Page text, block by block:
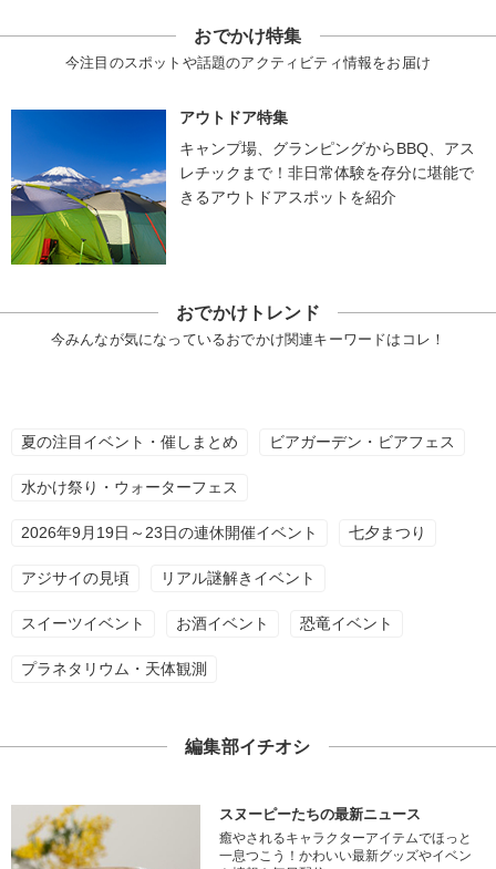
おでかけ特集
今注目のスポットや話題のアクティビティ情報をお届け
アウトドア特集
キャンプ場、グランピングからBBQ、アス
レチックまで！非日常体験を存分に堪能で
きるアウトドアスポットを紹介
おでかけトレンド
今みんなが気になっているおでかけ関連キーワードはコレ！
夏の注目イベント・催しまとめ ビアガーデン・ビアフェス
水かけ祭り・ウォーターフェス
2026年9月19日～23日の連休開催イベント 七夕まつり
アジサイの見頃 リアル謎解きイベント
スイーツイベント お酒イベント 恐竜イベント
プラネタリウム・天体観測
編集部イチオシ
スヌーピーたちの最新ニュース
癒やされるキャラクターアイテムでほっと
一息つこう！かわいい最新グッズやイベン